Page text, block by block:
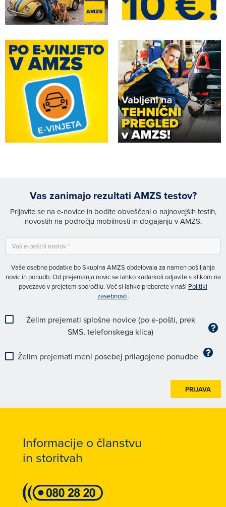
Vas zanimajo rezultati AMZS testov?
Prijavite se na e-novice in bodite obveščeni o najnovejših testih,
novostih na področju mobilnosti in dogajanju v AMZS.
Vaše osebne podatke bo Skupina AMZS obdelovala za namen pošiljanja
novic in ponudb. Od prejemanja novic se lahko kadarkoli odjavite s klikom na
povezavo v prejetem sporočilu. Več si lahko preberete v naši Politiki
zasebnosti.
Želim prejemati splošne novice (po e-pošti, prek
SMS, telefonskega klica)
Želim prejemati meni posebej prilagojene ponudbe
PRIJAVA
Informacije o članstvu
in storitvah